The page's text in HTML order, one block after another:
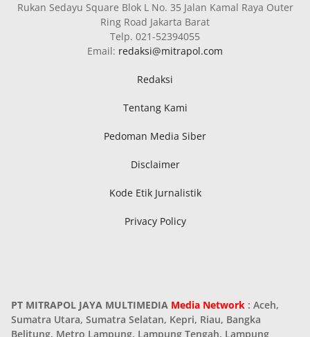
Rukan Sedayu Square Blok L No. 35 Jalan Kamal Raya Outer
Ring Road Jakarta Barat
Telp. 021-52394055
Email: redaksi@mitrapol.com
Redaksi
Tentang Kami
Pedoman Media Siber
Disclaimer
Kode Etik Jurnalistik
Privacy Policy
PT MITRAPOL JAYA MULTIMEDIA Media Network : Aceh,
Sumatra Utara, Sumatra Selatan, Kepri, Riau, Bangka
Belitung, Metro Lampung, Lampung Tengah, Lampung